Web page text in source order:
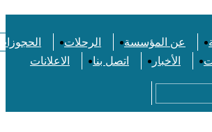
عن المؤسسة الرحلات
الحجوزات
الأخبار اتصل بنا الاعلانات